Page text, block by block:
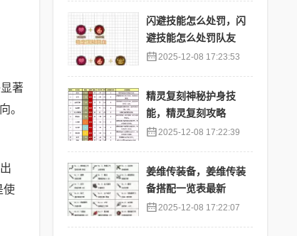
著
。
使
闪避技能怎么处罚，闪
避技能怎么处罚队友
2025-12-08 17:23:53
精灵复刻神秘护身技
能，精灵复刻攻略
2025-12-08 17:22:39
姜维传装备，姜维传装
备搭配一览表最新
2025-12-08 17:22:07